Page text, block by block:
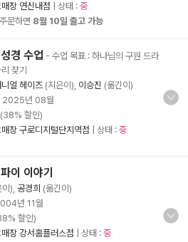
장 연신내점 | 상태 : 중
문하면 8월 10일 출고 가능
경 수업 - 수업 목표 : 하나님의 구원 드라
찾기
니얼 헤이즈 (지은이), 이승진 (옮긴이)
2025년 08월
할인)
장 구로디지털단지역점 | 상태 : 중
이 이야기
), 공경희 (옮긴이)
년 11월
할인)
장 강서홈플러스점 | 상태 : 중